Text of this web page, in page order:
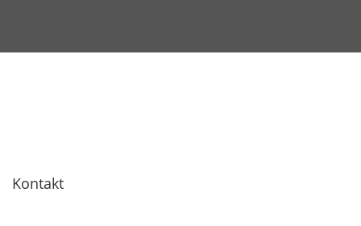
Kontakt